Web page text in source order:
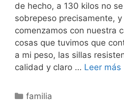
de hecho, a 130 kilos no
sobrepeso precisamente,
comenzamos con nuestra
cosas que tuvimos que
a mi peso, las sillas
calidad y claro … Leer más
Categorías
familia